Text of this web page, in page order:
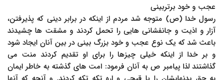
عجب و خود برتربینی
رسول خدا (ص) متوجه شد مردم از اینکه در برابر دینی که پذیرفتن،
آزار و اذیت و جانفشانی هایی را تحمل کردند و مشقت ها چشیدند
باعث شد که یک نوع عجب و خود بزرگ بینی در بین آنان ایجاد شود
و بر خدا از اینکه خیلی چیزها را برای او تقدیم کردند منت می
گذاشتند لذا پیامبر ص به آنان فرمود: امت های گذشته به خاطر ایمان